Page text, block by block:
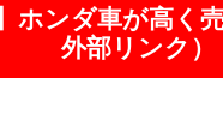
ホンダ車が高く
外部リンク）